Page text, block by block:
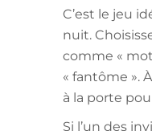
C’est le jeu
nuit.
comme «
« fantôme ».
à la porte
Si l’un des